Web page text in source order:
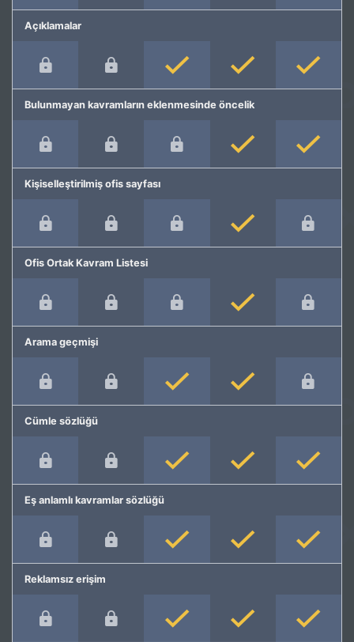
Açıklamalar
Bulunmayan kavramların eklenmesinde öncelik
Kişiselleştirilmiş ofis sayfası
Ofis Ortak Kavram Listesi
Arama geçmişi
Cümle sözlüğü
Eş anlamlı kavramlar sözlüğü
Reklamsız erişim